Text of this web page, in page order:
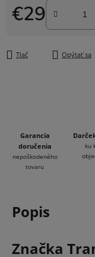
€29
Jednotková cena:
Tlač Opýtať sa
Garancia
doručenia
nepoškodeného
tovaru
ku
Popis
Značka